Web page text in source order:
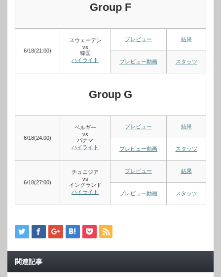
Group F
6/18(21:00)
スウェーデン
vs
韓国
ハイライト
プレビュー 結果
プレビュー動画 スタッツ
Group G
6/18(24:00)
ベルギー
vs
パナマ
ハイライト
プレビュー 結果
プレビュー動画 スタッツ
6/18(27:00)
チュニジア
vs
イングランド
ハイライト
プレビュー 結果
プレビュー動画 スタッツ
関連記事